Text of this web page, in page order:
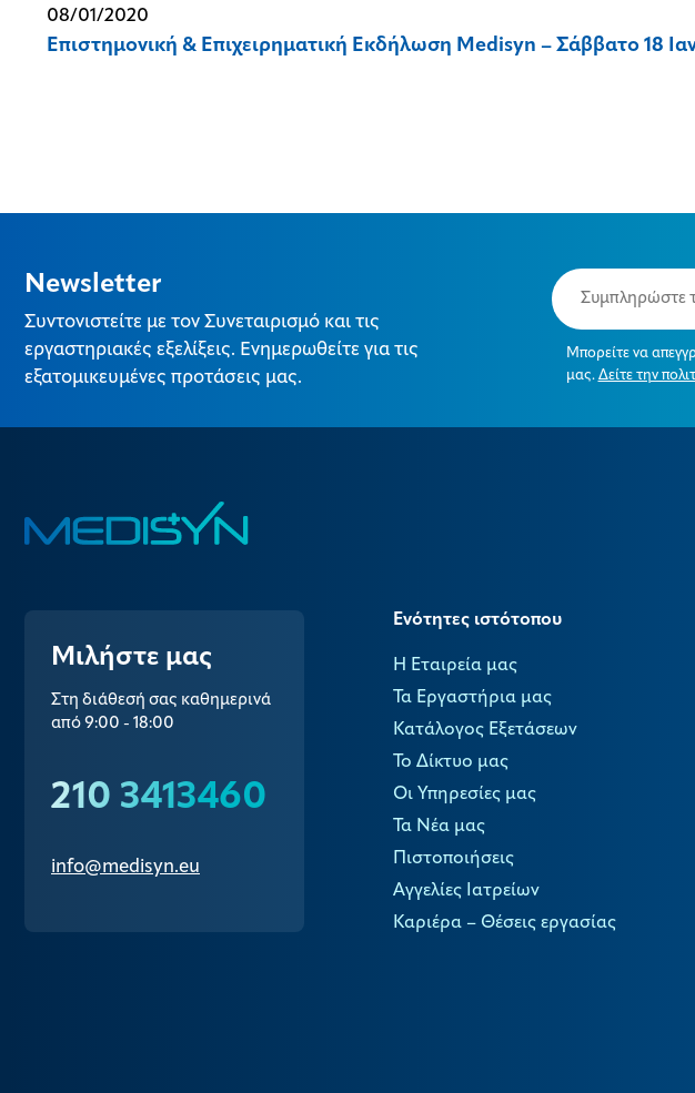
08/01/2020
Επιστημονική & Επιχειρηματική Εκδήλωση Medisyn – Σάββατο 18
Newsletter
Συντονιστείτε με τον Συνεταιρισμό και τις
εργαστηριακές εξελίξεις. Ενημερωθείτε για τις
εξατομικευμένες προτάσεις μας.
Email
(Required)
Μπορείτε να
μας. Δείτε την
Μιλήστε μας
Στη διάθεσή σας καθημερινά
από 9:00 - 18:00
210 3413460
info@medisyn.eu
Ενότητες ιστότοπου
Η Εταιρεία μας
Τα Εργαστήρια μας
Κατάλογος Εξετάσεων
Το Δίκτυο μας
Οι Υπηρεσίες μας
Τα Νέα μας
Πιστοποιήσεις
Αγγελίες Ιατρείων
Καριέρα – Θέσεις εργασίας